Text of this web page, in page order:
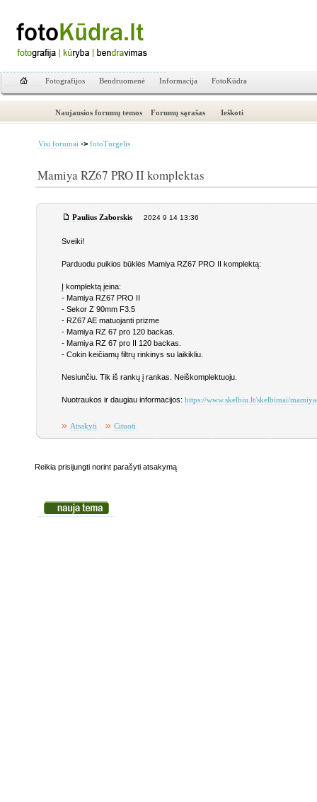
Fotografijos Bendruomenė Informacija FotoKūdra
Naujausios forumų temos Forumų sąrašas Ieškoti
Visi forumai -> fotoTurgelis
Mamiya RZ67 PRO II komplektas
Paulius Zaborskis 2024 9 14 13:36
Sveiki!
Parduodu puikios būklės Mamiya RZ67 PRO II komplektą:
Į komplektą įeina:
- Mamiya RZ67 PRO II
- Sekor Z 90mm F3.5
- RZ67 AE matuojanti prizme
- Mamiya RZ 67 pro 120 backas.
- Mamiya RZ 67 pro II 120 backas.
- Cokin keičiamų filtrų rinkinys su laikikliu.
Nesiunčiu. Tik iš rankų į rankas. Neiškomplektuoju.
Nuotraukos ir daugiau informacijos:https://www.skelbiu.lt/skelbimai/
» Atsakyti » Cituoti
Reikia prisijungti norint parašyti atsakymą